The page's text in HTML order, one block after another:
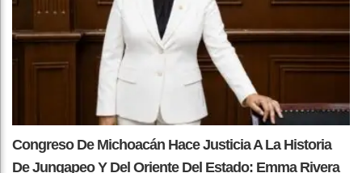
Congreso De Michoacán Hace Justicia A La Historia
De Jungapeo Y Del Oriente Del Estado: Emma Rivera